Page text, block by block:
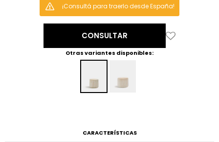
¡Consultá para traerlo desde España!
CONSULTAR
Otras variantes disponibles:
CARACTERÍSTICAS
ENVIAR